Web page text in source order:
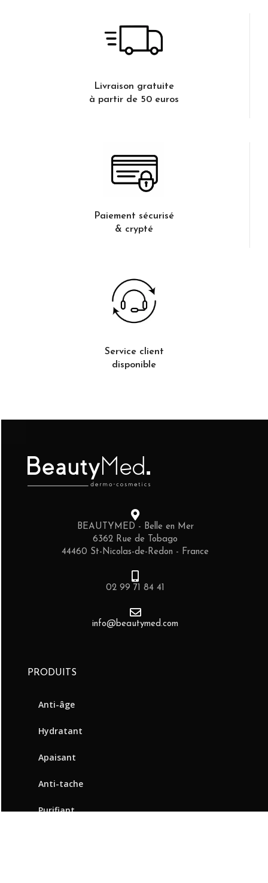
Livraison gratuite
à partir de 50 euros
Paiement sécurisé
& crypté
Service client
disponible
BEAUTYMED - Belle en Mer
6362 Rue de Tobago
44460 St-Nicolas-de-Redon - France
02 99 71 84 41
info@beautymed.com
PRODUITS
Anti-âge
Hydratant
Apaisant
Anti-tache
Purifiant